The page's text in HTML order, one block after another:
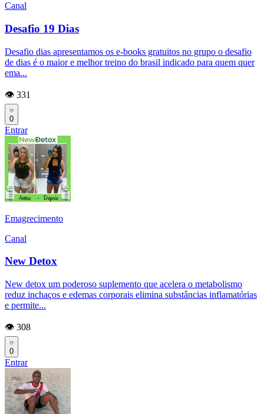
Canal
Desafio 19 Dias
Desafio dias apresentamos os e-books gratuitos no grupo o desafio
de dias é o maior e melhor treino do brasil indicado para quem quer
ema...
👁️ 331
0
Entrar
Emagrecimento
Canal
New Detox
New detox um poderoso suplemento que acelera o metabolismo
reduz inchaços e edemas corporais elimina substâncias inflamatórias
e permite...
👁️ 308
0
Entrar